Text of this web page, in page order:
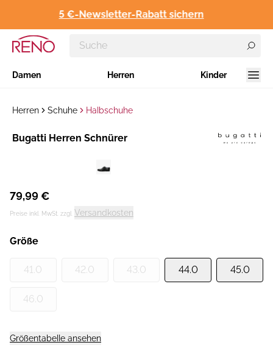
5 €-Newsletter-Rabatt sichern
Damen Herren Kinder
Herren Schuhe Halbschuhe
Hersteller :
​Bugatti Herren Schnürer
79,99 €
Preise inkl. MwSt. zzgl. Versandkosten
Größe
41.0 42.0 43.0 44.0 45.0
46.0
Größentabelle ansehen